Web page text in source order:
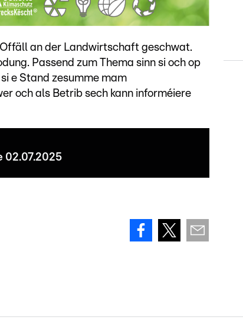
an der Landwirtschaft geschwat.
Passend zum Thema sinn si och op
e Stand zesumme mam
och als Betrib sech kann informéiere
02.07.2025